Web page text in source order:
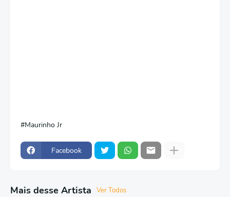
Maurinho Jr
Facebook
Mais desse Artista Ver Todos